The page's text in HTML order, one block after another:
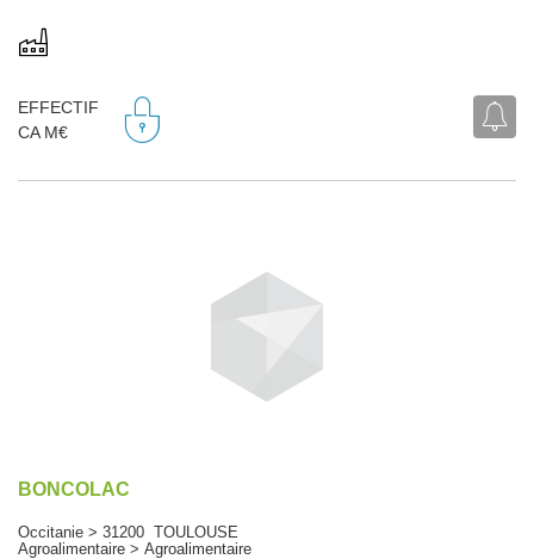
EFFECTIF
CA M€
BONCOLAC
Occitanie > 31200 TOULOUSE
Agroalimentaire > Agroalimentaire